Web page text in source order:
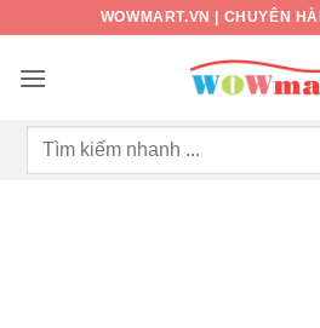
nội
WOWMART.VN | CHUYÊN
Tìm